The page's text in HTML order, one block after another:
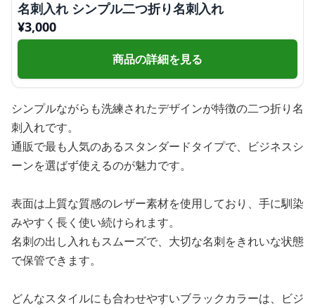
名刺入れ シンプル二つ折り名刺入れ
¥3,000
商品の詳細を見る
シンプルながらも洗練されたデザインが特徴の二つ折り名
刺入れです。
通販で最も人気のあるスタンダードタイプで、ビジネスシ
ーンを選ばず使えるのが魅力です。
表面は上質な質感のレザー素材を使用しており、手に馴染
みやすく長く使い続けられます。
名刺の出し入れもスムーズで、大切な名刺をきれいな状態
で保管できます。
どんなスタイルにも合わせやすいブラックカラーは、ビジ